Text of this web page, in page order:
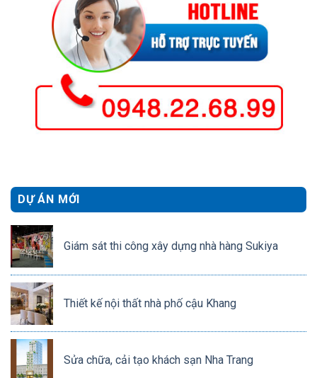
DỰ ÁN MỚI
Giám sát thi công xây dựng nhà hàng Sukiya
Thiết kế nội thất nhà phố cậu Khang
Sửa chữa, cải tạo khách sạn Nha Trang